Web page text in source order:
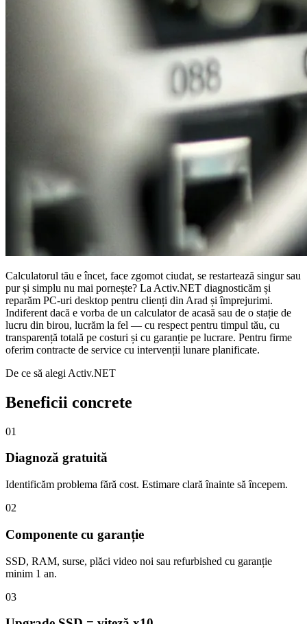
Calculatorul tău e încet, face zgomot ciudat, se restartează singur sau
pur și simplu nu mai pornește? La Activ.NET diagnosticăm și
reparăm PC-uri desktop pentru clienți din Arad și împrejurimi.
Indiferent dacă e vorba de un calculator de acasă sau de o stație de
lucru din birou, lucrăm la fel — cu respect pentru timpul tău, cu
transparență totală pe costuri și cu garanție pe lucrare. Pentru firme
oferim contracte de service cu intervenții lunare planificate.
De ce să alegi Activ.NET
Beneficii concrete
01
Diagnoză gratuită
Identificăm problema fără cost. Estimare clară înainte să începem.
02
Componente cu garanție
SSD, RAM, surse, plăci video noi sau refurbished cu garanție
minim 1 an.
03